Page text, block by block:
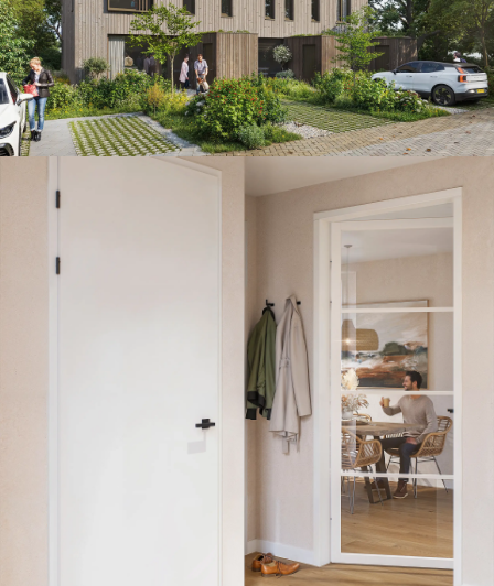
Natuurlijk Thuis
Van deur tot interieur productbeelden